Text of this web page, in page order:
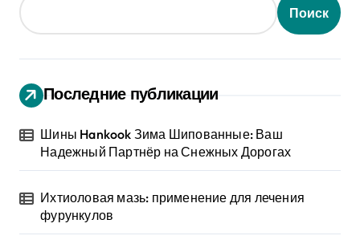
Поиск
Последние публикации
Шины Hankook Зима Шипованные: Ваш
Надежный Партнёр на Снежных Дорогах
Ихтиоловая мазь: применение для лечения
фурункулов